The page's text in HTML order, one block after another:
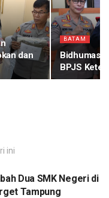
dan
BATAM
Bidhumas
BPJS
ini
Dua SMK Negeri di
Tampung